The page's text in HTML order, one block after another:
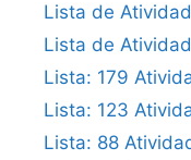
Lista de
Lista de
Lista: 179
Lista: 123
Lista: 88